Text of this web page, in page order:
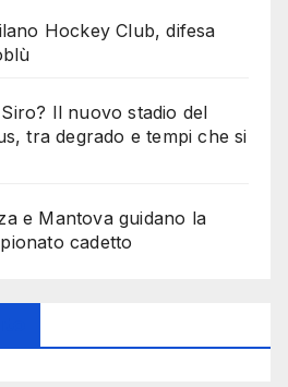
Hockey Club, difesa
Il nuovo stadio del
tra degrado e tempi che si
e Mantova guidano la
cadetto